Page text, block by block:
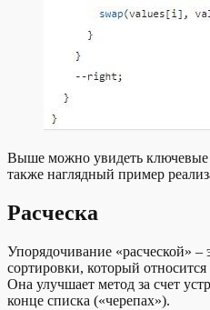
Выше можно увидеть ключевые
также наглядный пример
Расческа
Упорядочивание «расческой» –
сортировки, который
Она улучшает метод за счет
конце списка («черепах»).